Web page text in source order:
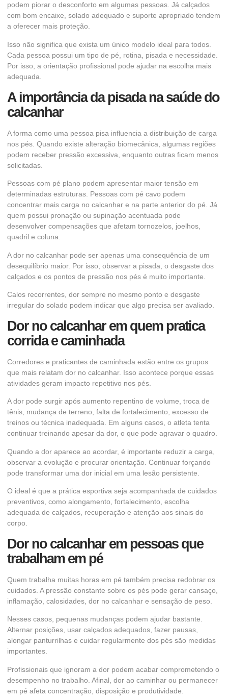
podem piorar o desconforto em algumas pessoas. Já calçados
com bom encaixe, solado adequado e suporte apropriado tendem
a oferecer mais proteção.
Isso não significa que exista um único modelo ideal para todos.
Cada pessoa possui um tipo de pé, rotina, pisada e necessidade.
Por isso, a orientação profissional pode ajudar na escolha mais
adequada.
A importância da pisada na saúde do
calcanhar
A forma como uma pessoa pisa influencia a distribuição de carga
nos pés. Quando existe alteração biomecânica, algumas regiões
podem receber pressão excessiva, enquanto outras ficam menos
solicitadas.
Pessoas com pé plano podem apresentar maior tensão em
determinadas estruturas. Pessoas com pé cavo podem
concentrar mais carga no calcanhar e na parte anterior do pé. Já
quem possui pronação ou supinação acentuada pode
desenvolver compensações que afetam tornozelos, joelhos,
quadril e coluna.
A dor no calcanhar pode ser apenas uma consequência de um
desequilíbrio maior. Por isso, observar a pisada, o desgaste dos
calçados e os pontos de pressão nos pés é muito importante.
Calos recorrentes, dor sempre no mesmo ponto e desgaste
irregular do solado podem indicar que algo precisa ser avaliado.
Dor no calcanhar em quem pratica
corrida e caminhada
Corredores e praticantes de caminhada estão entre os grupos
que mais relatam dor no calcanhar. Isso acontece porque essas
atividades geram impacto repetitivo nos pés.
A dor pode surgir após aumento repentino de volume, troca de
tênis, mudança de terreno, falta de fortalecimento, excesso de
treinos ou técnica inadequada. Em alguns casos, o atleta tenta
continuar treinando apesar da dor, o que pode agravar o quadro.
Quando a dor aparece ao acordar, é importante reduzir a carga,
observar a evolução e procurar orientação. Continuar forçando
pode transformar uma dor inicial em uma lesão persistente.
O ideal é que a prática esportiva seja acompanhada de cuidados
preventivos, como alongamento, fortalecimento, escolha
adequada de calçados, recuperação e atenção aos sinais do
corpo.
Dor no calcanhar em pessoas que
trabalham em pé
Quem trabalha muitas horas em pé também precisa redobrar os
cuidados. A pressão constante sobre os pés pode gerar cansaço,
inflamação, calosidades, dor no calcanhar e sensação de peso.
Nesses casos, pequenas mudanças podem ajudar bastante.
Alternar posições, usar calçados adequados, fazer pausas,
alongar panturrilhas e cuidar regularmente dos pés são medidas
importantes.
Profissionais que ignoram a dor podem acabar comprometendo o
desempenho no trabalho. Afinal, dor ao caminhar ou permanecer
em pé afeta concentração, disposição e produtividade.